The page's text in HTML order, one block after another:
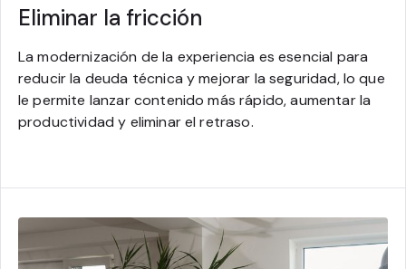
Eliminar la fricción
La modernización de la experiencia es esencial para
reducir la deuda técnica y mejorar la seguridad, lo que
le permite lanzar contenido más rápido, aumentar la
productividad y eliminar el retraso.